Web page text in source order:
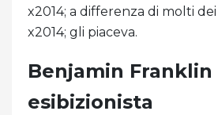
x2014; a differenza di molti
x2014; gli piaceva.
Benjamin Franklin
esibizionista